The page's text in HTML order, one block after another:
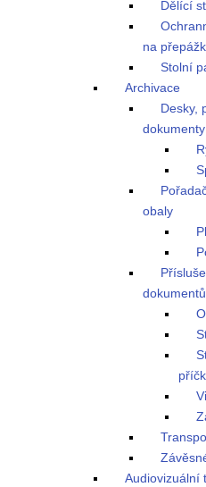
Dělící
na
Stolní
Archivace
Desky,
dokumenty
obaly
dokumentů
Audiovizuální